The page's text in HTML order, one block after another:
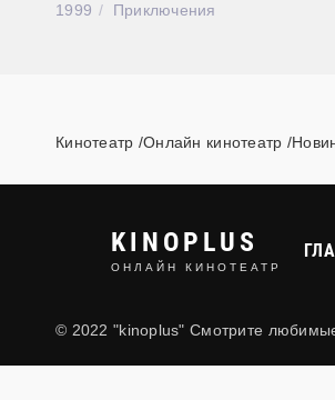
1999 Приключения
Кинотеатр /Онлайн кинотеатр /
KINOPLUS
ОНЛАЙН КИНОТЕАТР
© 2022 "kinoplus" Смотрите